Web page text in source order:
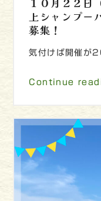
上シャンプー
募集！
気付けば開催が
Continue